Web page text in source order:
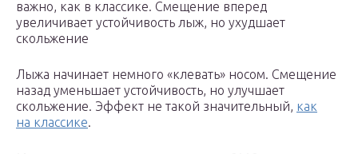
важно, как в классике. Смещение вперед
увеличивает устойчивость лыж, но ухудшает
скольжение
Лыжа начинает немного «клевать» носом. Смещение
назад уменьшает устойчивость, но улучшает
скольжение. Эффект не такой значительный, как
на классике.